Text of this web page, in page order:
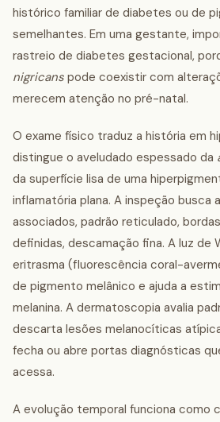
histórico familiar de diabetes ou de
semelhantes. Em uma gestante,
rastreio de diabetes gestacional,
nigricans pode coexistir com
merecem atenção no pré-natal.
O exame físico traduz a história em
distingue o aveludado espessado da
da superfície lisa de uma
inflamatória plana. A inspeção busca
associados, padrão reticulado,
definidas, descamação fina. A luz de
eritrasma (fluorescência coral-
de pigmento melânico e ajuda a
melanina. A dermatoscopia avalia
descarta lesões melanocíticas
fecha ou abre portas diagnósticas
acessa.
A evolução temporal funciona como